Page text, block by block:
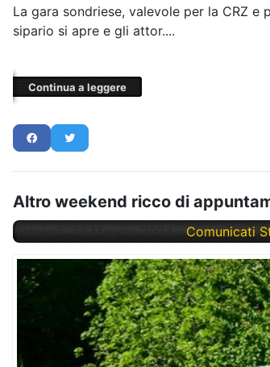
La gara sondriese, valevole per la CRZ
sipario si apre e gli attor....
Continua a leggere
Altro weekend ricco di
Venerdì, 24 Maggio 2024 Comunicati